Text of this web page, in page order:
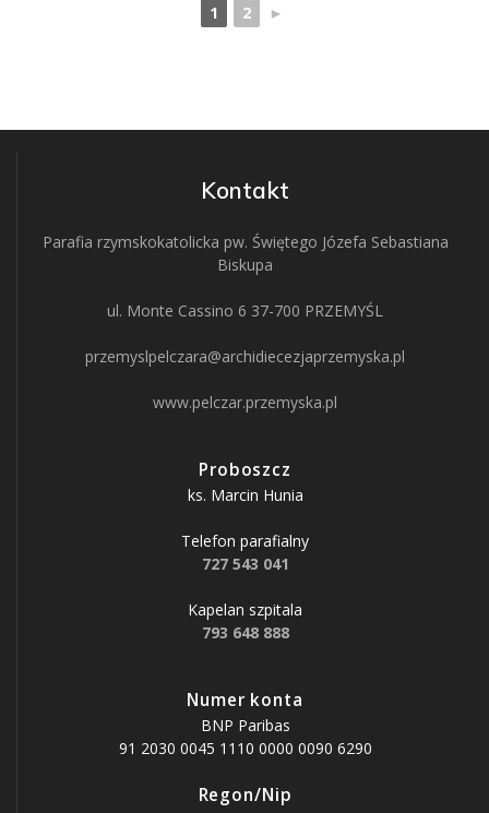
1 2 ►
Kontakt
Parafia rzymskokatolicka pw. Świętego Józefa Sebastiana
Biskupa
ul. Monte Cassino 6 37-700 PRZEMYŚL
przemyslpelczara@archidiecezjaprzemyska.pl
www.pelczar.przemyska.pl
Proboszcz
ks. Marcin Hunia
Telefon parafialny
727 543 041
Kapelan szpitala
793 648 888
Numer konta
BNP Paribas
91 2030 0045 1110 0000 0090 6290
Regon/Nip